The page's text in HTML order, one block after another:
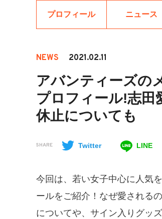
プロフィール ニュース
NEWS 2021.02.11
アバンティーズの
プロフィール!志田
休止についても
SHARE Twitter LINE
今回は、若い女子中心に人気
ールをご紹介！なぜ愛される
についてや、サイン入りグッ